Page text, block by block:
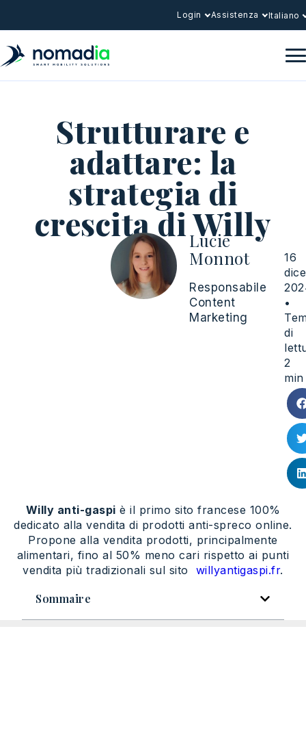
Login Assistenza Italiano
Strutturare e
adattare: la
strategia di
crescita di Willy
Lucie
Monnot
Responsabile
Content
Marketing
16
•
di
2
min
Willy anti-gaspi è il primo sito francese 100%
dedicato alla vendita di prodotti anti-spreco online.
Propone alla vendita prodotti, principalmente
alimentari, fino al 50% meno cari rispetto ai punti
vendita più tradizionali sul sito willyantigaspi.fr.
Sommaire